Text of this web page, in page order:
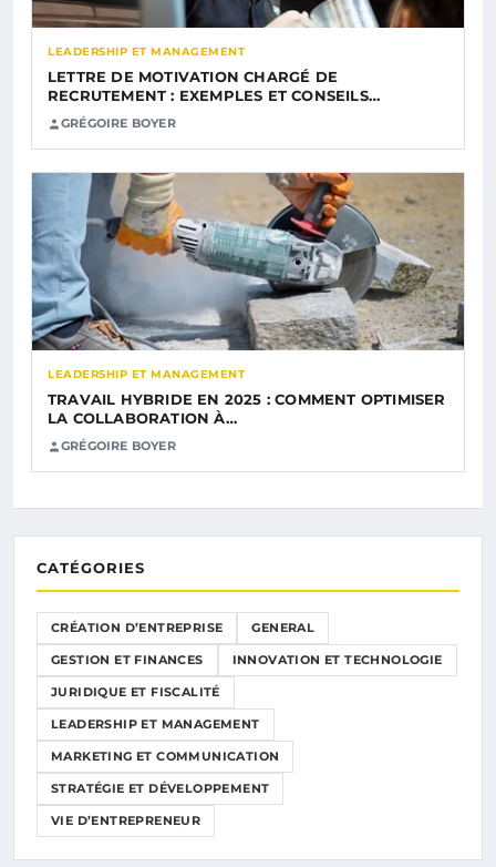
LEADERSHIP ET MANAGEMENT
LETTRE DE MOTIVATION CHARGÉ DE
RECRUTEMENT : EXEMPLES ET CONSEILS…
GRÉGOIRE BOYER
LEADERSHIP ET MANAGEMENT
TRAVAIL HYBRIDE EN 2025 : COMMENT OPTIMISER
LA COLLABORATION À…
GRÉGOIRE BOYER
CATÉGORIES
CRÉATION D’ENTREPRISE GENERAL
GESTION ET FINANCES INNOVATION ET TECHNOLOGIE
JURIDIQUE ET FISCALITÉ
LEADERSHIP ET MANAGEMENT
MARKETING ET COMMUNICATION
STRATÉGIE ET DÉVELOPPEMENT
VIE D’ENTREPRENEUR